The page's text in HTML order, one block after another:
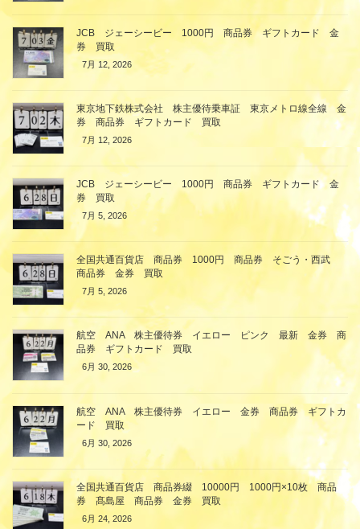
JCB ジェーシービー 1000円 商品券 ギフトカード 金
券 買取
7月 12, 2026
東京地下鉄株式会社 株主優待乗車証 東京メトロ線全線 金
券 商品券 ギフトカード 買取
7月 12, 2026
JCB ジェーシービー 1000円 商品券 ギフトカード 金
券 買取
7月 5, 2026
全国共通百貨店 商品券 1000円 商品券 そごう・西武
商品券 金券 買取
7月 5, 2026
航空 ANA 株主優待券 イエロー ピンク 最新 金券 商
品券 ギフトカード 買取
6月 30, 2026
航空 ANA 株主優待券 イエロー 金券 商品券 ギフトカ
ード 買取
6月 30, 2026
全国共通百貨店 商品券綴 10000円 1000円×10枚 商品
券 髙島屋 商品券 金券 買取
6月 24, 2026